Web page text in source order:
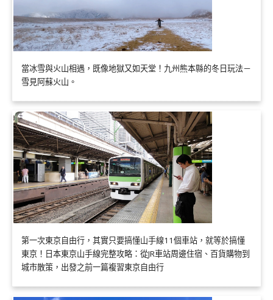
當冰雪與火山相遇，既像地獄又如天堂！九州熊本縣的冬日玩法－
雪見阿蘇火山。
第一次東京自由行，其實只要搞懂山手線11個車站，就等於搞懂
東京！日本東京山手線完整攻略：從JR車站周邊住宿、百貨購物到
城市散策，出發之前一篇複習東京自由行